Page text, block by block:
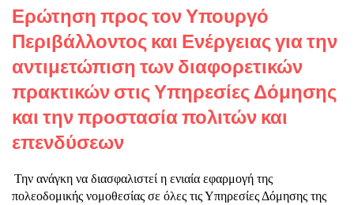
Ερώτηση προς τον Υπουργό
Περιβάλλοντος και Ενέργειας για την
αντιμετώπιση των διαφορετικών
πρακτικών στις Υπηρεσίες Δόμησης
και την προστασία πολιτών και
επενδύσεων
Την ανάγκη να διασφαλιστεί η ενιαία εφαρμογή της
πολεοδομικής νομοθεσίας σε όλες τις Υπηρεσίες Δόμησης της